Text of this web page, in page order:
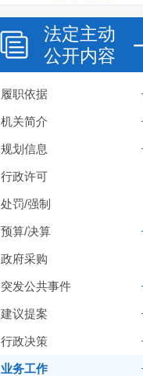
法定主动
公开内容
履职依据
机关简介
规划信息
行政许可
处罚/强制
预算/决算
政府采购
突发公共事件
建议提案
行政决策
业务工作